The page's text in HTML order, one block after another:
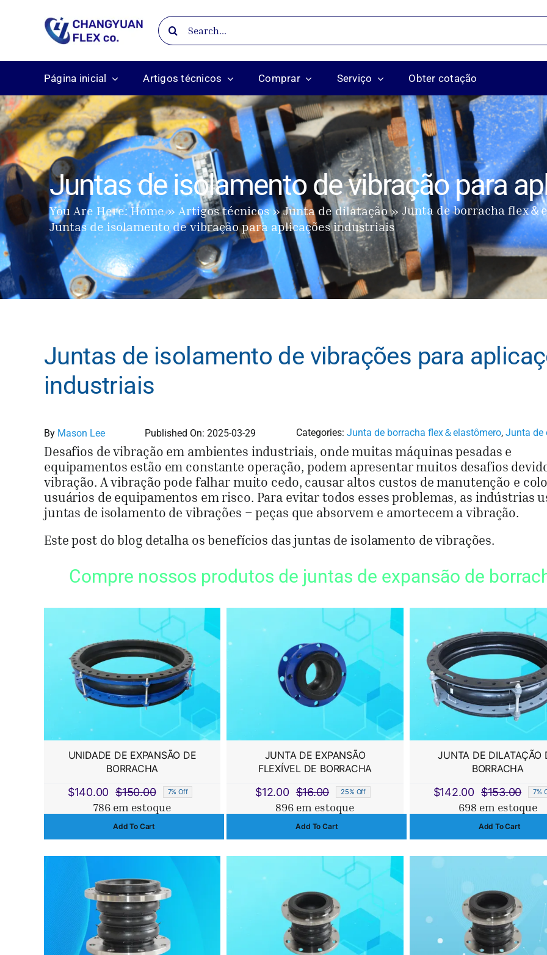
content
Search
for:
Página inicial Artigos técnicos Comprar Serviço Obter cotação
Juntas de isolamento de vibração para
You Are Here: Home Artigos técnicos Junta de dilatação
Junta de borracha flex＆
Juntas de isolamento de vibração para aplicações industriais
Juntas de isolamento de vibrações para
industriais
By Mason Lee Published On: 2025-03-29 Categories:Junta de borracha flex＆elastômero,Junta de
Desafios de vibração em ambientes industriais, onde muitas máquinas pesadas e
equipamentos estão em constante operação, podem apresentar muitos desafios
vibração. A vibração pode falhar muito cedo, causar altos custos de manutenção e
usuários de equipamentos em risco. Para evitar todos esses problemas, as indústrias
juntas de isolamento de vibrações – peças que absorvem e amortecem a vibração.
Este post do blog detalha os benefícios das juntas de isolamento de vibrações.
Compre nossos produtos de juntas de expansão de
UNIDADE DE EXPANSÃO DE
BORRACHA
$150.00
O
preço
$140.00
O
preço
7% Off
786 em estoque
Add To Cart
JUNTA DE EXPANSÃO
FLEXÍVEL DE BORRACHA
$16.00
O
preço
original
$16.00.
$12.00
O
preço
atual
$12.00.
25% Off
896 em estoque
Add To Cart
JUNTA DE DILATAÇÃO
BORRACHA
$153.00
O
$142.00
O
7%
698 em estoque
Add To Cart